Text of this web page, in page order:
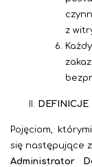
z
DEFINICJE
Pojęciom,
się następujące
Administrator